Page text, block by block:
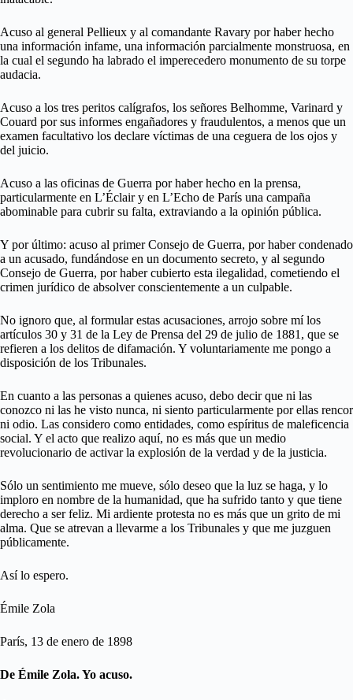
Acuso al general Pellieux y al comandante Ravary por haber hecho
una información infame, una información parcialmente monstruosa, en
la cual el segundo ha labrado el imperecedero monumento de su torpe
audacia.
Acuso a los tres peritos calígrafos, los señores Belhomme, Varinard y
Couard por sus informes engañadores y fraudulentos, a menos que un
examen facultativo los declare víctimas de una ceguera de los ojos y
del juicio.
Acuso a las oficinas de Guerra por haber hecho en la prensa,
particularmente en L’Éclair y en L’Echo de París una campaña
abominable para cubrir su falta, extraviando a la opinión pública.
Y por último: acuso al primer Consejo de Guerra, por haber condenado
a un acusado, fundándose en un documento secreto, y al segundo
Consejo de Guerra, por haber cubierto esta ilegalidad, cometiendo el
crimen jurídico de absolver conscientemente a un culpable.
No ignoro que, al formular estas acusaciones, arrojo sobre mí los
artículos 30 y 31 de la Ley de Prensa del 29 de julio de 1881, que se
refieren a los delitos de difamación. Y voluntariamente me pongo a
disposición de los Tribunales.
En cuanto a las personas a quienes acuso, debo decir que ni las
conozco ni las he visto nunca, ni siento particularmente por ellas rencor
ni odio. Las considero como entidades, como espíritus de maleficencia
social. Y el acto que realizo aquí, no es más que un medio
revolucionario de activar la explosión de la verdad y de la justicia.
Sólo un sentimiento me mueve, sólo deseo que la luz se haga, y lo
imploro en nombre de la humanidad, que ha sufrido tanto y que tiene
derecho a ser feliz. Mi ardiente protesta no es más que un grito de mi
alma. Que se atrevan a llevarme a los Tribunales y que me juzguen
públicamente.
Así lo espero.
Émile Zola
París, 13 de enero de 1898
De Émile Zola. Yo acuso.